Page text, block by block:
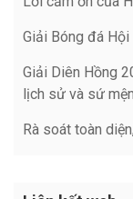
Giải Bóng đá
Giải Diên Hồng
lịch sử và sứ
Rà soát toàn